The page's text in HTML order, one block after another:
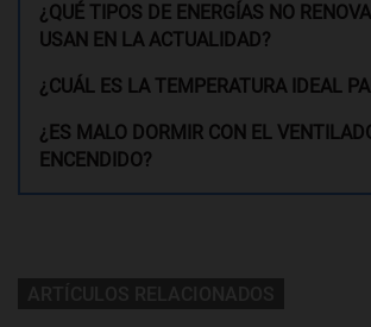
¿QUÉ TIPOS DE ENERGÍAS NO
USAN EN LA ACTUALIDAD?
¿CUÁL ES LA TEMPERATURA IDEAL
¿ES MALO DORMIR CON EL
ENCENDIDO?